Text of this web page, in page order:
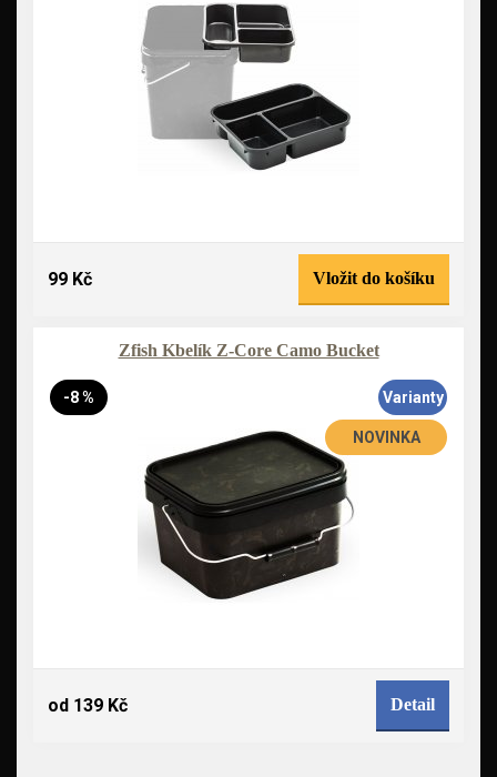
99 Kč Vložit do košíku
Zfish Kbelík Z-Core Camo Bucket
-8 %
NOVINKA
Varianty
od 139 Kč Detail